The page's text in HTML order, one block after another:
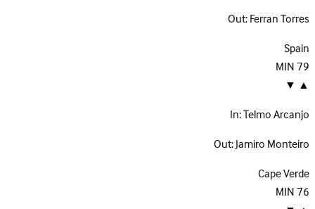
Out:Ferran Torres
Spain
79
MIN
▲
▼
In:Telmo Arcanjo
Out:Jamiro Monteiro
Cape Verde
76
MIN